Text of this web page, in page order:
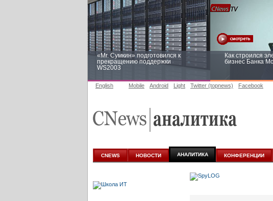
«Mr. Сумкин» подготовился к
прекращению поддержки
WS2003
Как строился
бизнес Банка
аналитике
English Mobile Android Light Twitter (topnews) Facebook
CNEWS НОВОСТИ АНАЛИТИКА КОНФЕРЕНЦИИ